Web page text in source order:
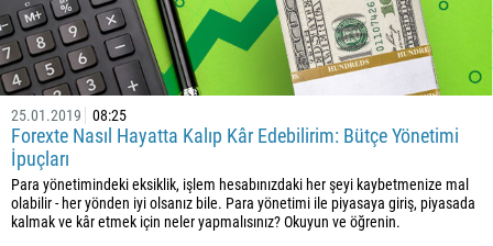
25.01.2019 08:25
Forexte Nasıl Hayatta Kalıp Kâr Edebilirim: Bütçe Yönetimi
İpuçları
Para yönetimindeki eksiklik, işlem hesabınızdaki her şeyi kaybetmenize mal
olabilir - her yönden iyi olsanız bile. Para yönetimi ile piyasaya giriş, piyasada
kalmak ve kâr etmek için neler yapmalısınız? Okuyun ve öğrenin.
975
591
387
267
55
673